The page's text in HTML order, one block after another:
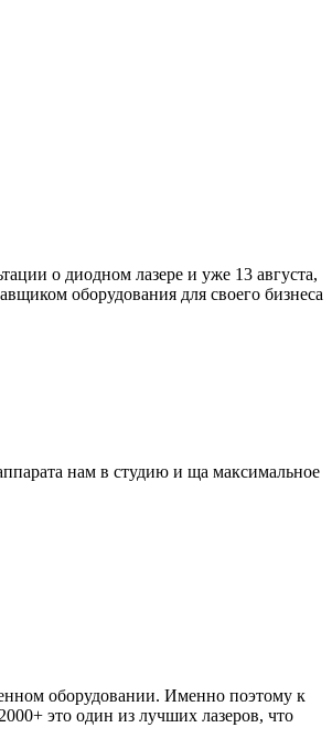
о диодном лазере и уже 13 августа,
оборудования для своего бизнеса
нам в студию и ща максимальное
оборудовании. Именно поэтому к
это один из лучших лазеров, что